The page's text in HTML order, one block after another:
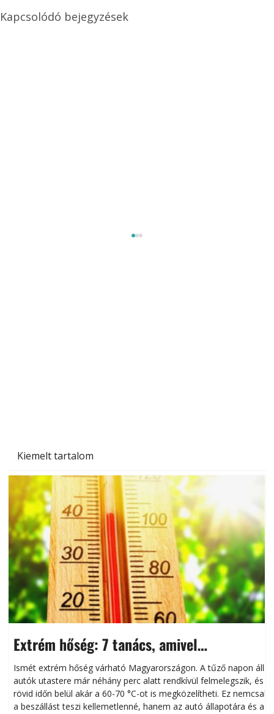
Kiemelt tartalom
Extrém hőség: 7 tanács, amivel
megóvhatjuk autónkat a nyári károktól
Ismét extrém hőség várható Magyarországon. A tűző napon álló
autók utastere már néhány perc alatt rendkívül felmelegszik, és
rövid időn belül akár a 60-70 °C-ot is megközelítheti. Ez nemcsak
a beszállást teszi kellemetlenné, hanem az autó állapotára és a
Kapcsolódó bejegyzések